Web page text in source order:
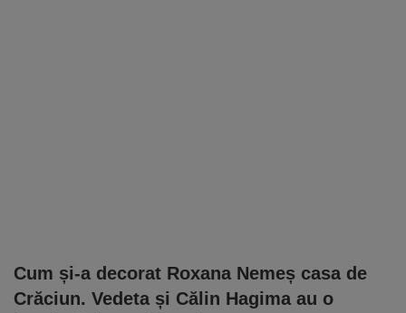
Cum și-a decorat Roxana Nemeș casa de
Crăciun. Vedeta și Călin Hagima au o